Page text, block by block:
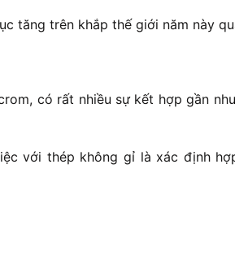
tăng trên khắp thế giới năm này
có rất nhiều sự kết hợp gần
với thép không gỉ là xác định